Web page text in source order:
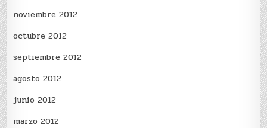
noviembre 2012
octubre 2012
septiembre 2012
agosto 2012
junio 2012
marzo 2012